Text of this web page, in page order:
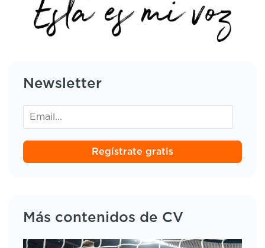
Newsletter
Regístrate gratis
Más contenidos de CV